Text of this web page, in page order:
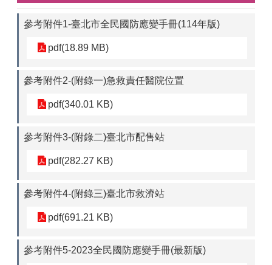
參考附件1-臺北市全民國防應變手冊(114年版)
pdf(18.89 MB)
參考附件2-(附錄一)急救責任醫院位置
pdf(340.01 KB)
參考附件3-(附錄二)臺北市配售站
pdf(282.27 KB)
參考附件4-(附錄三)臺北市救濟站
pdf(691.21 KB)
參考附件5-2023全民國防應變手冊(最新版)